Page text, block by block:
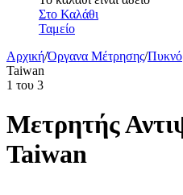
Στο Καλάθι
Ταμείο
Αρχική/Όργανα Μέτρησης/
Taiwan
1 του 3
Μετρητής
Taiwan